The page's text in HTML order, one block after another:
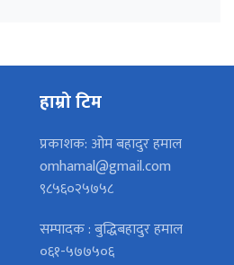
हाम्रो टिम
प्रकाशक: ओम बहादुर हमाल
omhamal@gmail.com
९८५६०२५७५८
सम्पादक : बुद्धिबहादुर हमाल
०६१-५७७५०६